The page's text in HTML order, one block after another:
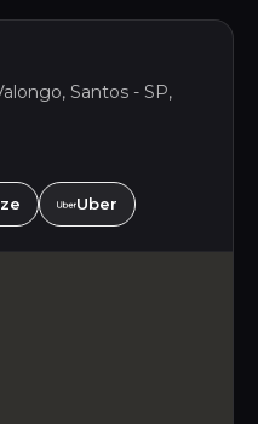
Santos - SP,
Uber